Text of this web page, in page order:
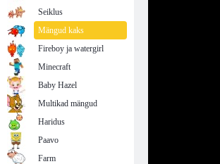
Seiklus
Mängud kaks
Fireboy ja watergirl
Minecraft
Baby Hazel
Multikad mängud
Haridus
Paavo
Farm